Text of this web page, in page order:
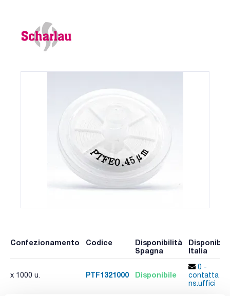
Confezionamento Codice
Disponibilità
Spagna
Italia
x 1000 u. PTF1321000 Disponibile
0 -
contatta i
ns.uffici